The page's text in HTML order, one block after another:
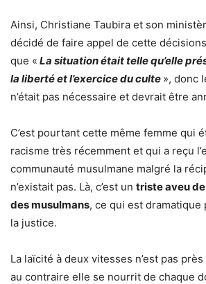
Ainsi, Christiane Taubira et son
décidé de faire appel de cette
que « La situation était telle qu’elle
la liberté et l’exercice du culte », donc
n’était pas nécessaire et devrait être
C’est pourtant cette même femme qui
racisme très récemment et qui a reçu
communauté musulmane malgré la
n’existait pas. Là, c’est un triste aveu
des musulmans, ce qui est
la justice.
La laïcité à deux vitesses n’est pas près
au contraire elle se nourrit de chaque